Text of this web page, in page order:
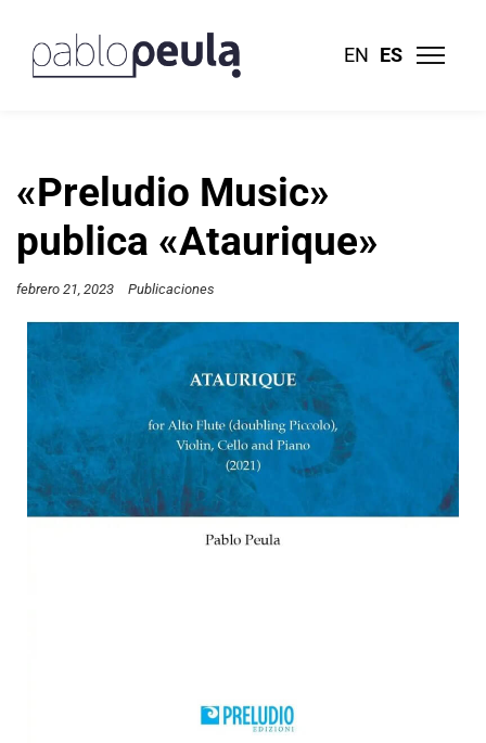
EN ES
«Preludio Music»
publica «Ataurique»
febrero 21, 2023 Publicaciones